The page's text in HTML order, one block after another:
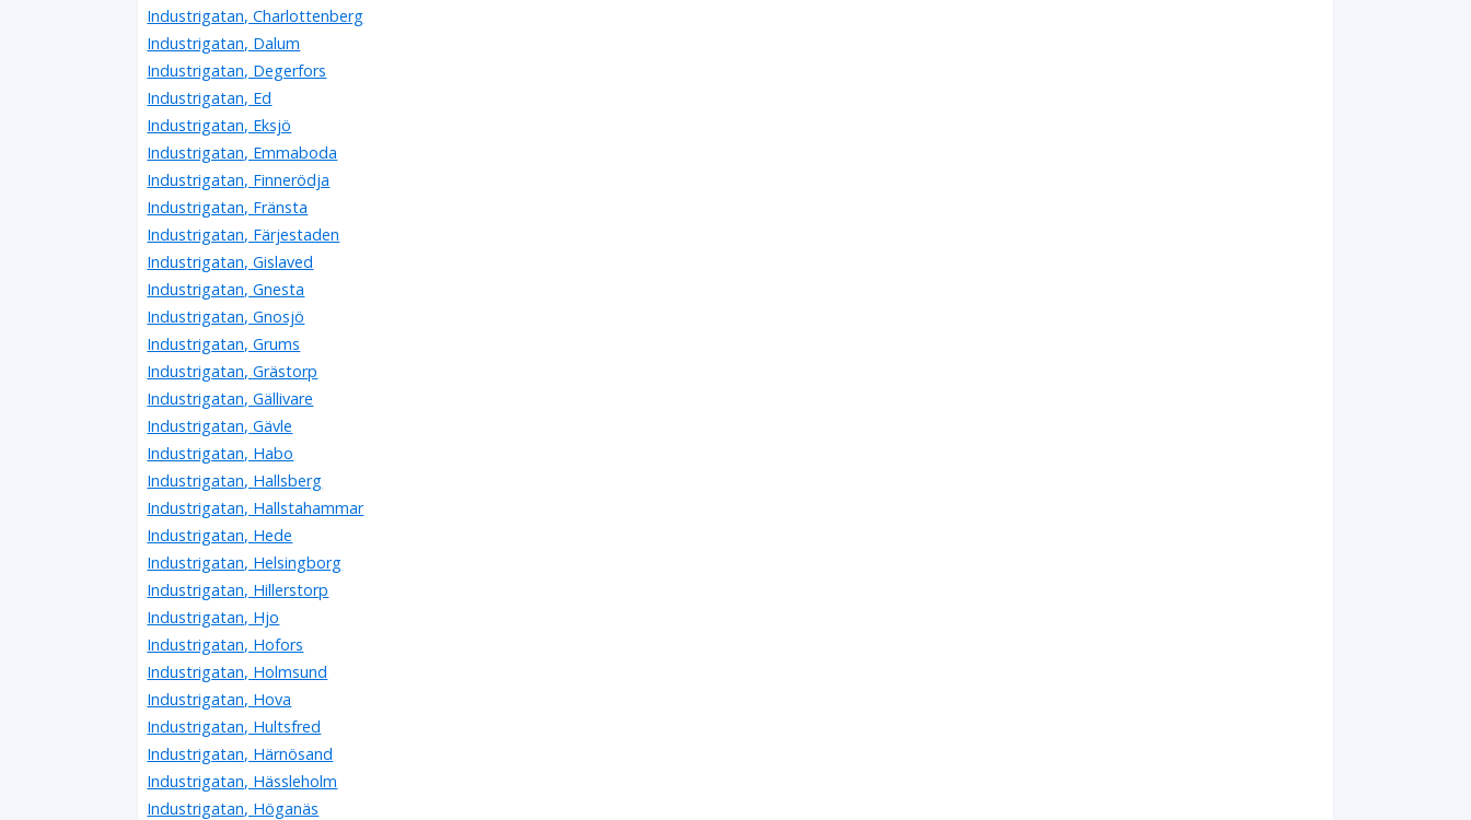
Industrigatan, Charlottenberg
Industrigatan, Dalum
Industrigatan, Degerfors
Industrigatan, Ed
Industrigatan, Eksjö
Industrigatan, Emmaboda
Industrigatan, Finnerödja
Industrigatan, Fränsta
Industrigatan, Färjestaden
Industrigatan, Gislaved
Industrigatan, Gnesta
Industrigatan, Gnosjö
Industrigatan, Grums
Industrigatan, Grästorp
Industrigatan, Gällivare
Industrigatan, Gävle
Industrigatan, Habo
Industrigatan, Hallsberg
Industrigatan, Hallstahammar
Industrigatan, Hede
Industrigatan, Helsingborg
Industrigatan, Hillerstorp
Industrigatan, Hjo
Industrigatan, Hofors
Industrigatan, Holmsund
Industrigatan, Hova
Industrigatan, Hultsfred
Industrigatan, Härnösand
Industrigatan, Hässleholm
Industrigatan, Höganäs